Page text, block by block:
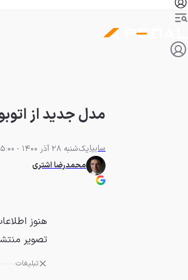
مدل جدید از
سایپایک‌شنبه 28 آذر 1400 - 15:00
محمدرضا اشتری
هنوز
تصویر
تبلیغات